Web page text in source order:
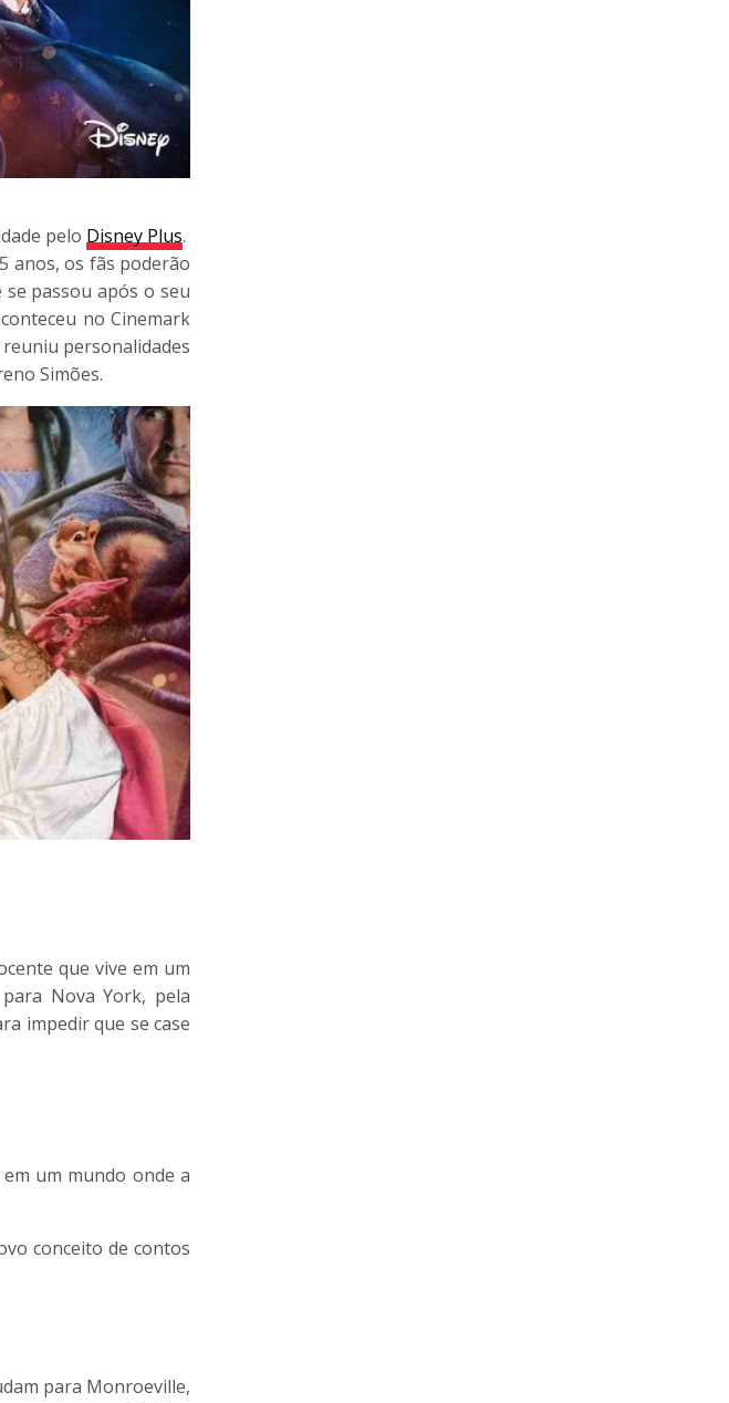
pelo Disney Plus.
anos, os fãs poderão
passou após o seu
no Cinemark
personalidades
Simões.
que vive em um
para Nova York, pela
impedir que se case
um mundo onde a
conceito de contos
para Monroeville,